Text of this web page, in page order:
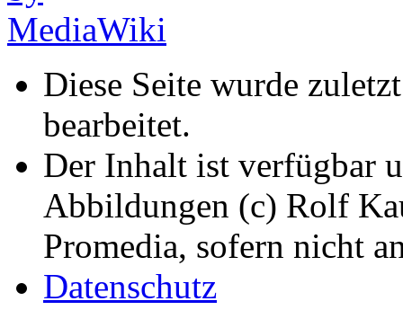
Diese Seite wurde
bearbeitet.
Der Inhalt ist verfügbar
Abbildungen (c) Rolf
Promedia, sofern nicht
Datenschutz